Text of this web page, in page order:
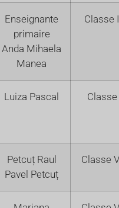
Enseignante
primaire
Anda Mihaela
Manea
Classe
Luiza Pascal Classe
Petcuț Raul
Pavel Petcuț
Classe